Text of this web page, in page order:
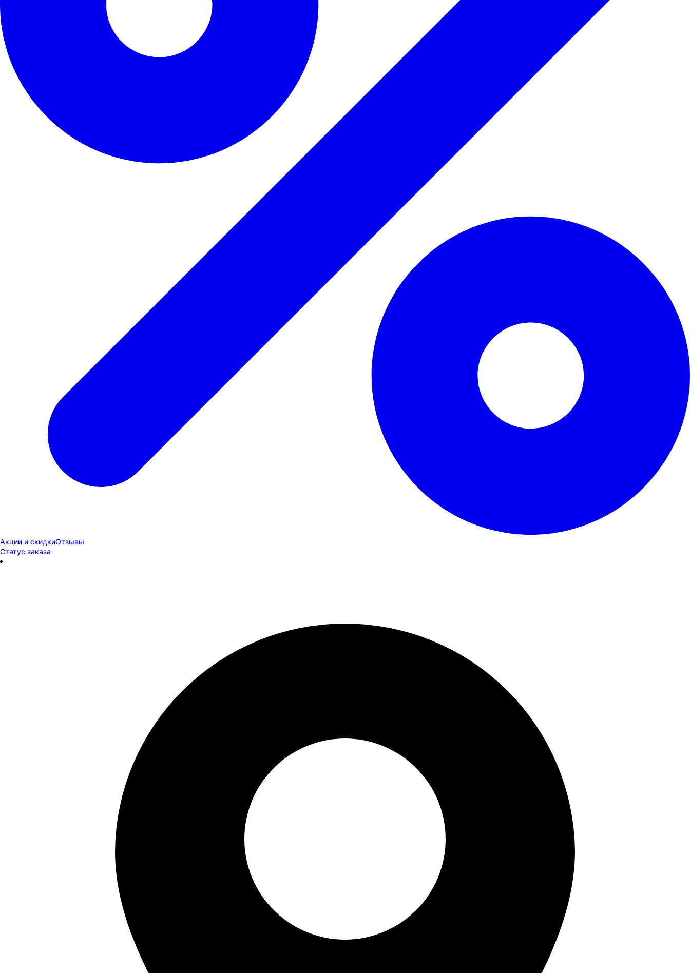
Акции и скидкиОтзывы
Статус заказа